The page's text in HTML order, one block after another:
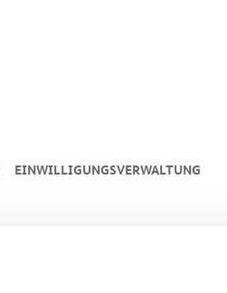
EINWILLIGUNGSVERWALTUNG